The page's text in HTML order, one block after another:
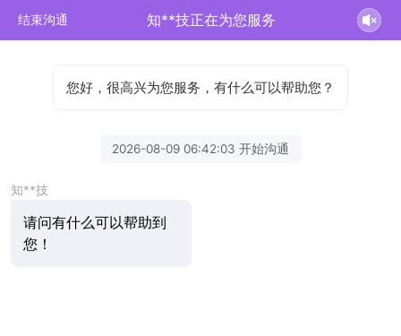
结束沟通 知**技正在为您服务
您好，很高兴为您服务，有什么可以帮助您？
2026-08-09 06:42:03 开始沟通
知**技
请问有什么可以帮助到
您！